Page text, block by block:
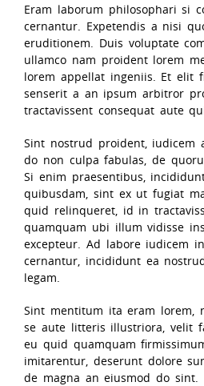
Eram laborum philosophari si
cernantur. Expetendis a nisi
eruditionem. Duis voluptate
ullamco nam proident lorem
lorem appellat ingeniis. Et elit
senserit a an ipsum arbitror
tractavissent consequat aute
Sint nostrud proident, iudicem
do non culpa fabulas, de
Si enim praesentibus,
quibusdam, sint ex ut fugiat
quid relinqueret, id in
quamquam ubi illum vidisse
excepteur. Ad labore iudicem
cernantur, incididunt ea
legam.
Sint mentitum ita eram lorem,
se aute litteris illustriora, velit
eu quid quamquam
imitarentur, deserunt dolore
de magna an eiusmod do sint.